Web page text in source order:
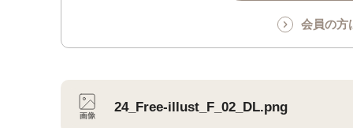
会員の方
24_Free-illust_F_02_DL.png